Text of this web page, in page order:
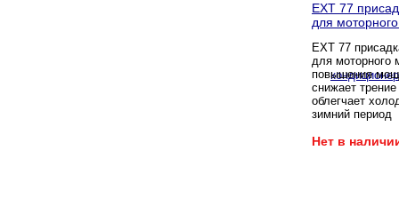
EXT 77
для
EXT 77
для моторного
повышения
снижает
облегчает
зимний период
Нет в